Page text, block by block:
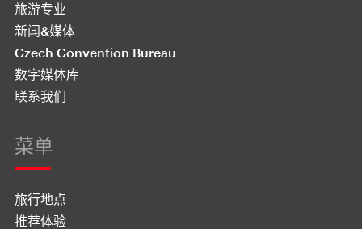
旅游专业
新闻&媒体
Czech Convention Bureau
数字媒体库
联系我们
菜单
旅行地点
推荐体验